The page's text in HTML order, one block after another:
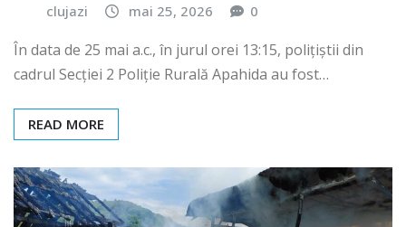
clujazi mai 25, 2026 0
În data de 25 mai a.c., în jurul orei 13:15, polițiștii din
cadrul Secției 2 Poliție Rurală Apahida au fost…
READ MORE